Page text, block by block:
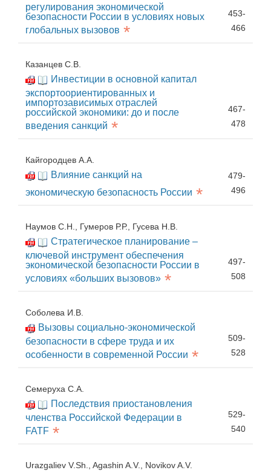
регулирования экономической
безопасности России в условиях новых
глобальных вызовов *
453-
466
Казанцев С.В.
Инвестиции в основной капитал
экспортоориентированных и
импортозависимых отраслей
российской экономики: до и после
введения санкций *
467-
478
Кайгородцев А.А.
Влияние санкций на
экономическую безопасность России *
479-
496
Наумов С.Н., Гумеров Р.Р., Гусева Н.В.
Стратегическое планирование –
ключевой инструмент обеспечения
экономической безопасности России в
условиях «больших вызовов» *
497-
508
Соболева И.В.
Вызовы социально-экономической
безопасности в сфере труда и их
особенности в современной России *
509-
528
Семеруха С.А.
Последствия приостановления
членства Российской Федерации в
FATF *
529-
540
Urazgaliev V.Sh., Agashin A.V., Novikov A.V.